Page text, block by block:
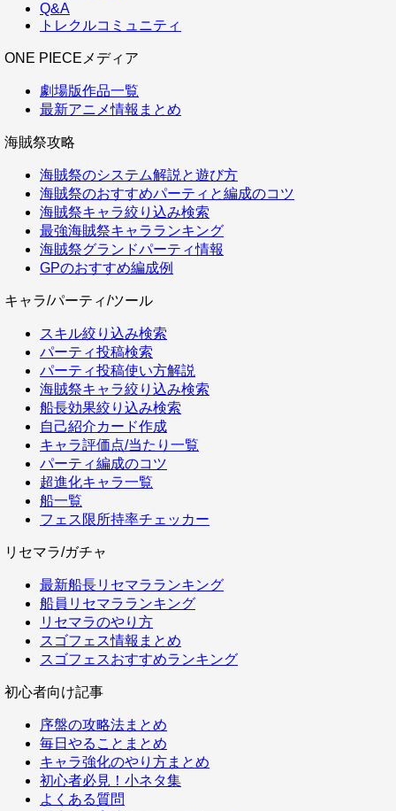
Q&A
トレクルコミュニティ
ONE PIECEメディア
劇場版作品一覧
最新アニメ情報まとめ
海賊祭攻略
海賊祭のシステム解説と遊び方
海賊祭のおすすめパーティと編成のコツ
海賊祭キャラ絞り込み検索
最強海賊祭キャラランキング
海賊祭グランドパーティ情報
GPのおすすめ編成例
キャラ/パーティ/ツール
スキル絞り込み検索
パーティ投稿検索
パーティ投稿使い方解説
海賊祭キャラ絞り込み検索
船長効果絞り込み検索
自己紹介カード作成
キャラ評価点/当たり一覧
パーティ編成のコツ
超進化キャラ一覧
船一覧
フェス限所持率チェッカー
リセマラ/ガチャ
最新船長リセマラランキング
船員リセマラランキング
リセマラのやり方
スゴフェス情報まとめ
スゴフェスおすすめランキング
初心者向け記事
序盤の攻略法まとめ
毎日やることまとめ
キャラ強化のやり方まとめ
初心者必見！小ネタ集
よくある質問